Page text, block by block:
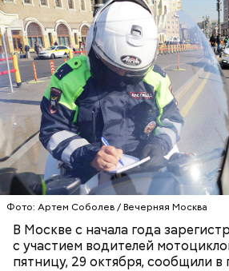
Фото: Артем Соболев / Вечерняя Москва
В Москве с начала года
с участием водителей
пятницу, 29 октября, сообщили
Также за январь–октябрь
автоинспекторы выявили более
нарушений со стороны
ВОДИТЕЛИ ГАИ
МОСКВА
ДТП
Ранее, 4 октября, Московский
отправил под стражу
главного врача роддома № 4 в
Белую и реаниматолога-
регионального перинатального
Сушкевич сроком до 4 января